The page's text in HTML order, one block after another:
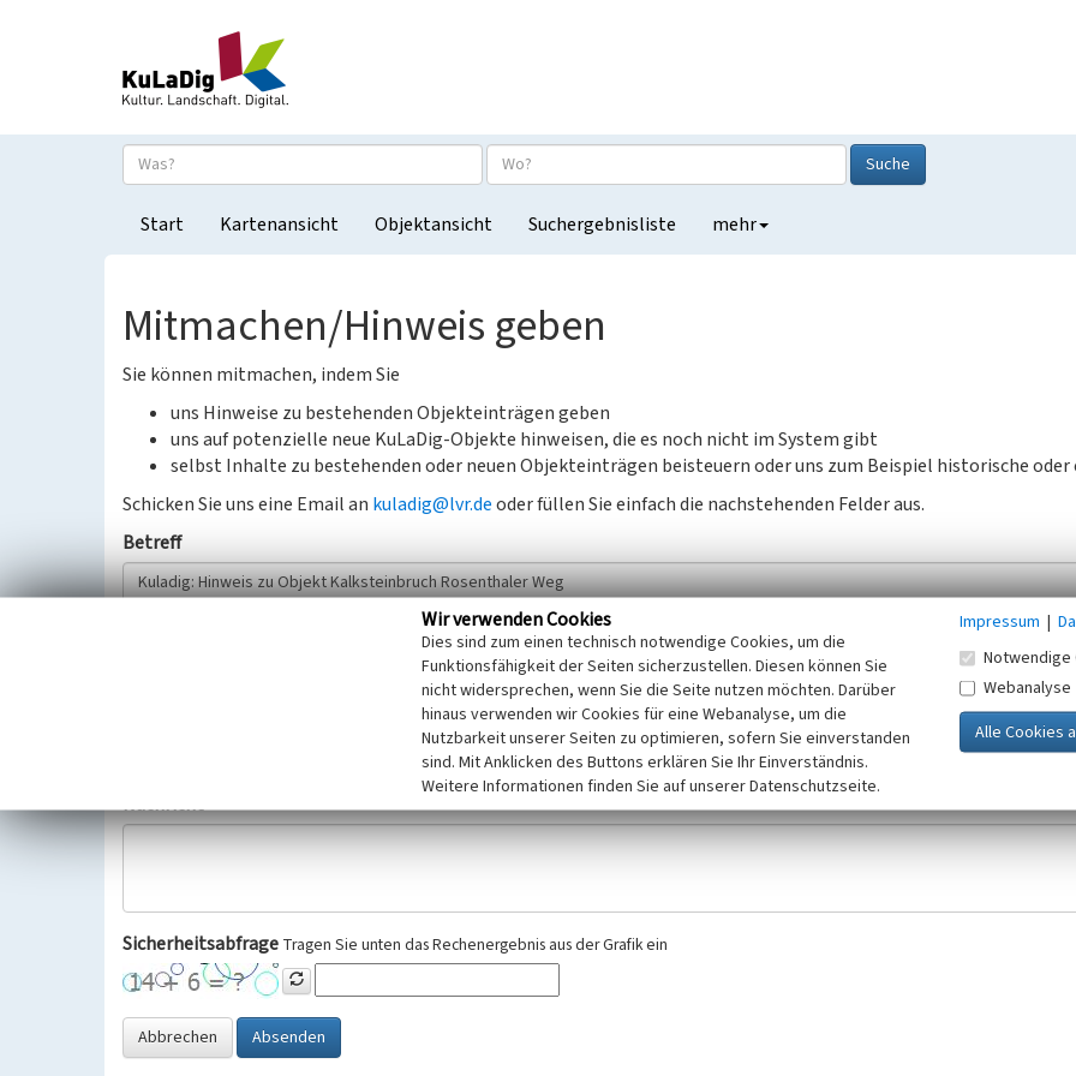
Suche
Start Kartenansicht Objektansicht Suchergebnisliste mehr
Mitmachen/Hinweis geben
Sie können mitmachen, indem Sie
uns Hinweise zu bestehenden Objekteinträgen geben
uns auf potenzielle neue KuLaDig-Objekte hinweisen, die es noch nicht im System gibt
selbst Inhalte zu bestehenden oder neuen Objekteinträgen beisteuern oder uns zum Beispiel historische oder
Schicken Sie uns eine Email an kuladig@lvr.deoder füllen Sie einfach die nachstehenden Felder aus.
Betreff
Wir bitten Sie um freiwillige Angabe Ihres Namens und Ihrer E-Mail-Adresse. Ihre Angaben werden ausschließlich im Rahmen der KuLaDig-
Selbstverständlich werden diese entsprechend der Vorschriften des Telemediengesetzes, des Datenschutzgesetzes NRW und der seit
Datenschutzgrundverordnung (EU-DSGVO) vertraulich behandelt, beachten Sie bitte unsere Hinweise zumDatenschutz
Nachricht
Sicherheitsabfrage Tragen Sie unten das Rechenergebnis aus der Grafik ein
Abbrechen Absenden
Wir verwenden Cookies
Dies sind zum einen technisch notwendige Cookies, um die
Funktionsfähigkeit der Seiten sicherzustellen. Diesen können Sie
nicht widersprechen, wenn Sie die Seite nutzen möchten. Darüber
hinaus verwenden wir Cookies für eine Webanalyse, um die
Nutzbarkeit unserer Seiten zu optimieren, sofern Sie einverstanden
sind. Mit Anklicken des Buttons erklären Sie Ihr Einverständnis.
Weitere Informationen finden Sie auf unserer Datenschutzseite.
Impressum |
Notwendige
Webanalyse